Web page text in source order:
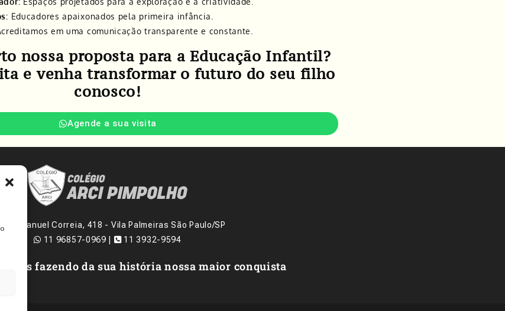
Educadores apaixonados pela primeira infância.
em uma comunicação transparente e constante.
nossa proposta para a Educação Infantil?
e venha transformar o futuro do seu filho
conosco!
Agende a sua visita
Rua Manuel Correia, 418 - Vila Palmeiras São Paulo/SP
11 96857-0969
11 3932-9594
anos fazendo da sua história nossa maior conquista